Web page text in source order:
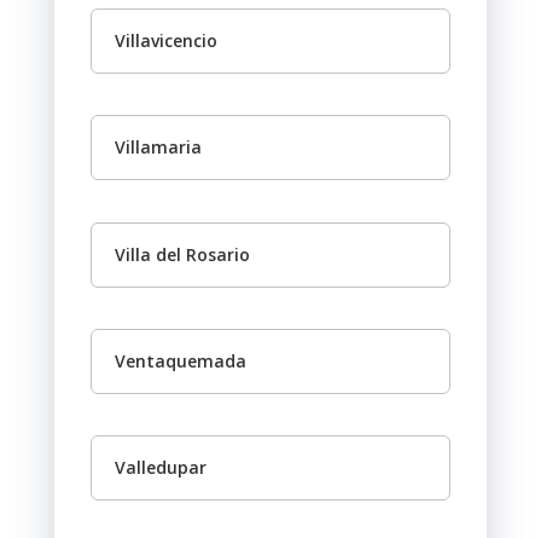
Villavicencio
Villamaria
Villa del Rosario
Ventaquemada
Valledupar